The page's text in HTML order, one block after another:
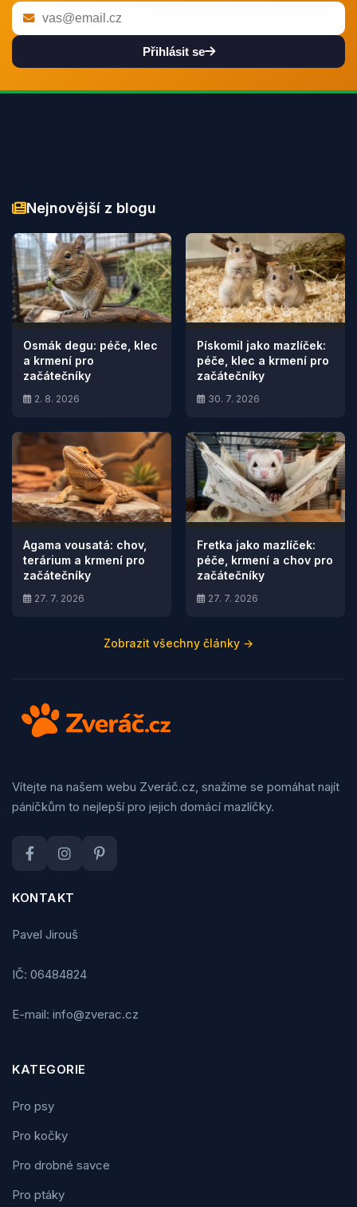
Přihlásit se
Nejnovější z blogu
Osmák degu: péče, klec
a krmení pro
začátečníky
2. 8. 2026
Pískomil jako mazlíček:
péče, klec a krmení pro
začátečníky
30. 7. 2026
Agama vousatá: chov,
terárium a krmení pro
začátečníky
27. 7. 2026
Fretka jako mazlíček:
péče, krmení a chov pro
začátečníky
27. 7. 2026
Zobrazit všechny články →
Vítejte na našem webu Zveráč.cz, snažíme se pomáhat najít
páníčkům to nejlepší pro jejich domácí mazlíčky.
KONTAKT
Pavel Jirouš
IČ: 06484824
E-mail: info@zverac.cz
KATEGORIE
Pro psy
Pro kočky
Pro drobné savce
Pro ptáky